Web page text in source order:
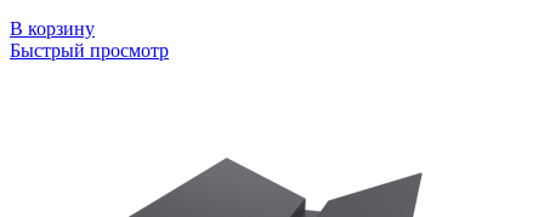
В корзину
Быстрый просмотр